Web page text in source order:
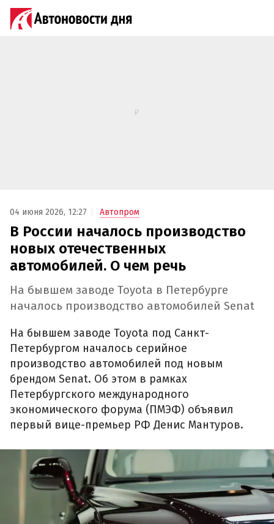
04 июня 2026, 12:27 Автопром
В России началось производство
новых отечественных
автомобилей. О чем речь
На бывшем заводе Toyota в Петербурге
началось производство автомобилей Senat
На бывшем заводе Toyota под Санкт-
Петербургом началось серийное
производство автомобилей под новым
брендом Senat. Об этом в рамках
Петербургского международного
экономического форума (ПМЭФ) объявил
первый вице-премьер РФ Денис Мантуров.